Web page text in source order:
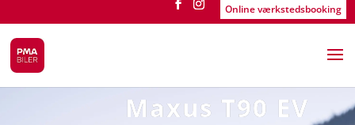
Online værkstedsbooking
Maxus T90 EV